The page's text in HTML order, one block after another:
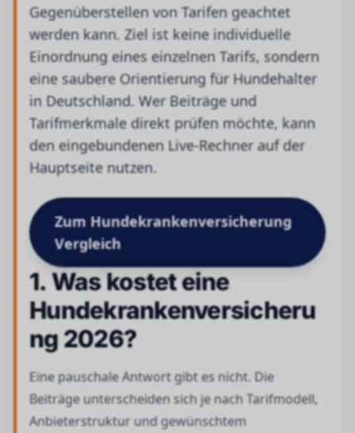
Gegenüberstellen von Tarifen geachtet
werden kann. Ziel ist keine individuelle
Einordnung eines einzelnen Tarifs, sondern
eine saubere Orientierung für Hundehalter
in Deutschland. Wer Beiträge und
Tarifmerkmale direkt prüfen möchte, kann
den eingebundenen Live-Rechner auf der
Hauptseite nutzen.
Zum Hundekrankenversicherung
Vergleich
1. Was kostet eine
Hundekrankenversicheru
ng 2026?
Eine pauschale Antwort gibt es nicht. Die
Beiträge unterscheiden sich je nach Tarifmodell,
Anbieterstruktur und gewünschtem